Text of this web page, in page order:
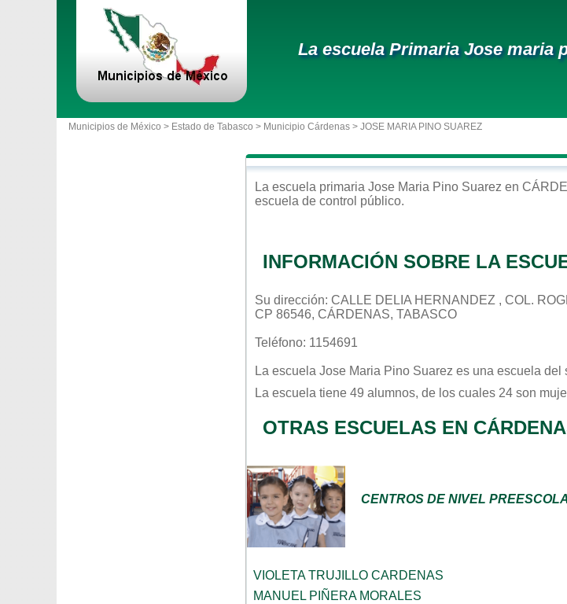
La escuela Primaria Jose maria
Municipios de México > Estado de Tabasco > Municipio Cárdenas > JOSE MARIA PINO SUAREZ
La escuela primaria Jose Maria Pino Suarez en
escuela de control público.
INFORMACIÓN SOBRE LA
Su dirección: CALLE DELIA HERNANDEZ , COL.
CP 86546, CÁRDENAS, TABASCO
Teléfono: 1154691
La escuela Jose Maria Pino Suarez es una escuela del
La escuela tiene 49 alumnos, de los cuales 24 son
OTRAS ESCUELAS EN
CENTROS DE NIVEL
VIOLETA TRUJILLO CARDENAS
MANUEL PIÑERA MORALES